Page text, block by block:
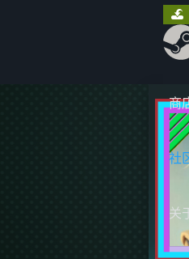
商
社
关